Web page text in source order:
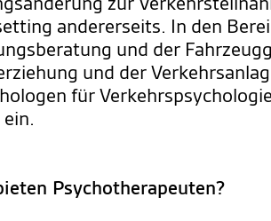
andererseits. In den
und der
und der
für
Psychotherapeuten?